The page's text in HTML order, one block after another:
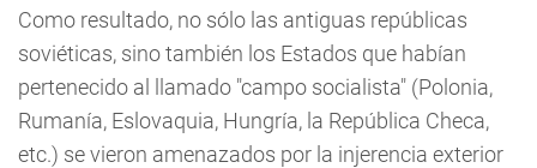
Como resultado, no sólo las antiguas repúblicas
soviéticas, sino también los Estados que habían
pertenecido al llamado "campo socialista" (Polonia,
Rumanía, Eslovaquia, Hungría, la República Checa,
etc.) se vieron amenazados por la injerencia exterior